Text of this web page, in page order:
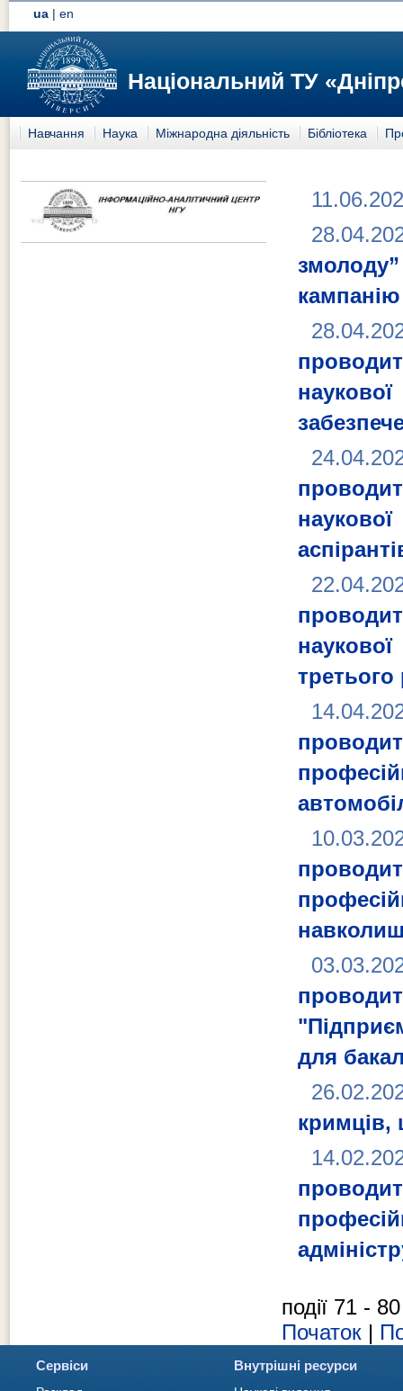
ua |en
Національний ТУ
Навчання Наука Міжнародна діяльність Бібліотека
третього
для
кримців,
події 71 -
Початок |
Сервіси Внутрішні ресурси